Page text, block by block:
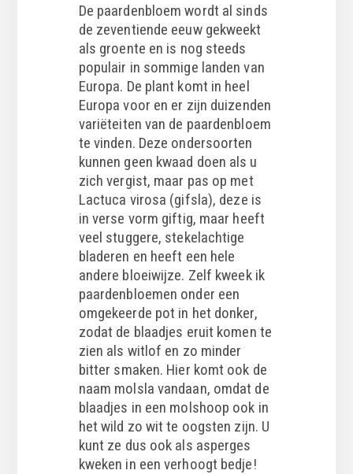
De paardenbloem wordt al sinds
de zeventiende eeuw gekweekt
als groente en is nog steeds
populair in sommige landen van
Europa. De plant komt in heel
Europa voor en er zijn duizenden
variëteiten van de paardenbloem
te vinden. Deze ondersoorten
kunnen geen kwaad doen als u
zich vergist, maar pas op met
Lactuca virosa (gifsla), deze is
in verse vorm giftig, maar heeft
veel stuggere, stekelachtige
bladeren en heeft een hele
andere bloeiwijze. Zelf kweek ik
paardenbloemen onder een
omgekeerde pot in het donker,
zodat de blaadjes eruit komen te
zien als witlof en zo minder
bitter smaken. Hier komt ook de
naam molsla vandaan, omdat de
blaadjes in een molshoop ook in
het wild zo wit te oogsten zijn. U
kunt ze dus ook als asperges
kweken in een verhoogt bedje!